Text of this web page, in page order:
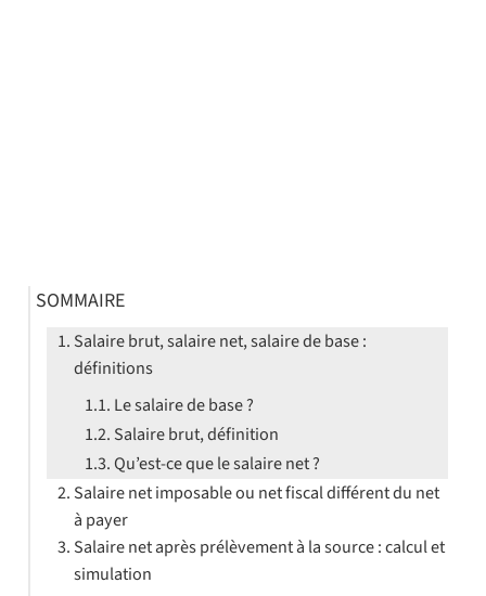
SOMMAIRE
Salaire brut, salaire net, salaire de base :
définitions
Le salaire de base ?
Salaire brut, définition
Qu’est-ce que le salaire net ?
Salaire net imposable ou net fiscal différent du net
à payer
Salaire net après prélèvement à la source : calcul et
simulation